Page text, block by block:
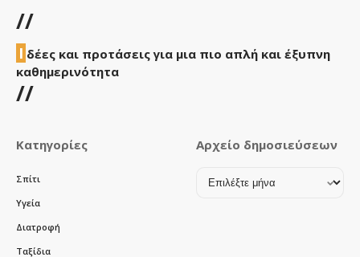
//
Ι δέες και προτάσεις για μια πιο απλή και έξυπνη
καθημερινότητα
//
Κατηγορίες
Σπίτι
Υγεία
Διατροφή
Ταξίδια
Αρχείο δημοσιεύσεων
Αρχείο